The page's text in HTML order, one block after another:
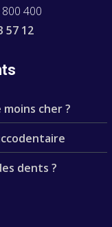
400
57 12
cher ?
dents ?